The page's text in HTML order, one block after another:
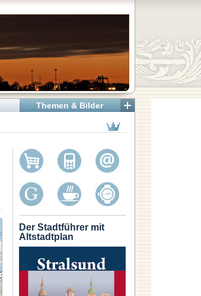
Themen & Bilder
Der Stadtführer mit
Altstadtplan